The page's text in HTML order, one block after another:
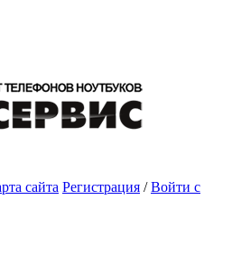
Регистрация /Войти с